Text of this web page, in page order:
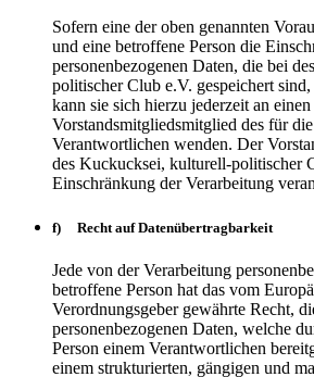
Sofern eine der oben genannten
und eine betroffene Person die
personenbezogenen Daten, die bei
politischer Club e.V. gespeichert
kann sie sich hierzu jederzeit an einen
Vorstandsmitgliedsmitglied des für
Verantwortlichen wenden. Der
des Kuckucksei, kulturell-politischer
Einschränkung der Verarbeitung
f) Recht auf Datenübertragbarkeit
Jede von der Verarbeitung
betroffene Person hat das vom
Verordnungsgeber gewährte Recht,
personenbezogenen Daten, welche
Person einem Verantwortlichen
einem strukturierten, gängigen und